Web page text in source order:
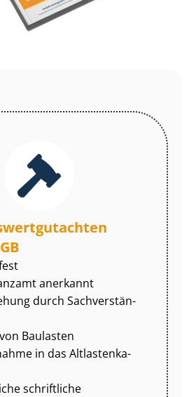
anerkannt
durch Sach­ver­stän­
Baulasten
in das Alt­las­ten­ka­
schriftliche